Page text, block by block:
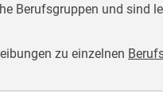
Berufsgruppen und sind
zu einzelnen